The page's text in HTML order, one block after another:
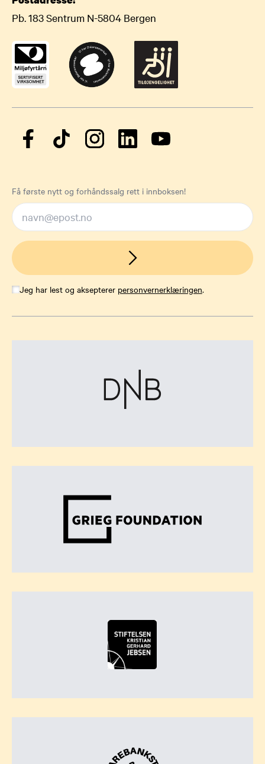
Pb. 183 Sentrum N-5804 Bergen
Få første nytt og forhåndssalg rett i innboksen!
Jeg har lest og aksepterer personvernerklæringen.